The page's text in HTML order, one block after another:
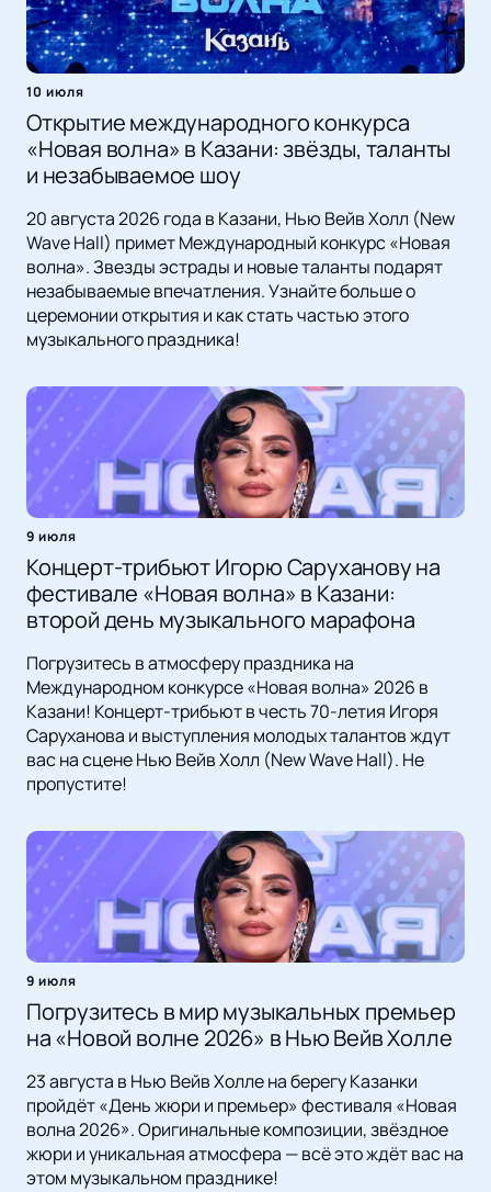
10 июля
Открытие международного конкурса
«Новая волна» в Казани: звёзды, таланты
и незабываемое шоу
20 августа 2026 года в Казани, Нью Вейв Холл (New
Wave Hall) примет Международный конкурс «Новая
волна». Звезды эстрады и новые таланты подарят
незабываемые впечатления. Узнайте больше о
церемонии открытия и как стать частью этого
музыкального праздника!
9 июля
Концерт-трибьют Игорю Саруханову на
фестивале «Новая волна» в Казани:
второй день музыкального марафона
Погрузитесь в атмосферу праздника на
Международном конкурсе «Новая волна» 2026 в
Казани! Концерт-трибьют в честь 70-летия Игоря
Саруханова и выступления молодых талантов ждут
вас на сцене Нью Вейв Холл (New Wave Hall). Не
пропустите!
9 июля
Погрузитесь в мир музыкальных премьер
на «Новой волне 2026» в Нью Вейв Холле
23 августа в Нью Вейв Холле на берегу Казанки
пройдёт «День жюри и премьер» фестиваля «Новая
волна 2026». Оригинальные композиции, звёздное
жюри и уникальная атмосфера — всё это ждёт вас на
этом музыкальном празднике!